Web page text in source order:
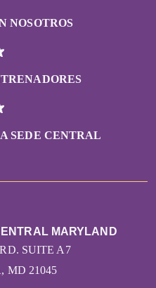
NOSOTROS
SEDE CENTRAL
MARYLAND
SUITE A7
MD 21045